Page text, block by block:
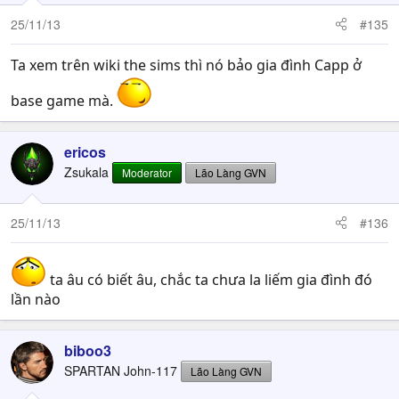
25/11/13 #135
Ta xem trên wiki the sims thì nó bảo gia đình Capp ở
base game mà.
ericos
Zsukala Moderator Lão Làng GVN
25/11/13 #136
ta âu có biết âu, chắc ta chưa la liếm gia đình đó
lần nào
biboo3
SPARTAN John-117 Lão Làng GVN